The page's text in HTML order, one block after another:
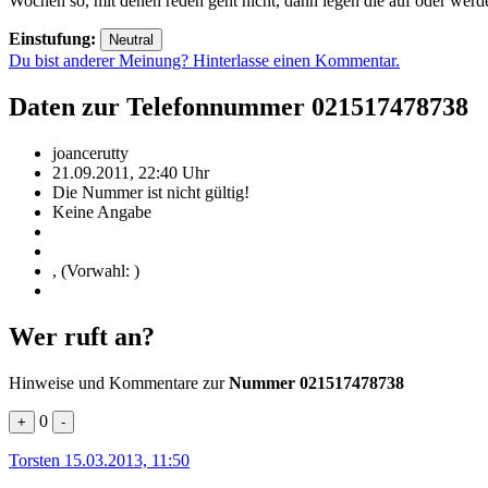
Einstufung: Neutral
Du bist anderer Meinung? Hinterlasse einen Kommentar.
Daten zur Telefonnummer 021517478738
joancerutty
21.09.2011, 22:40 Uhr
Die Nummer ist nicht gültig!
Keine Angabe
, (Vorwahl: )
Wer ruft an?
Hinweise und Kommentare zurNummer 021517478738
+ 0 -
Torsten 15.03.2013, 11:50